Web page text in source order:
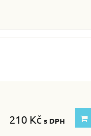
210 Kč s DPH